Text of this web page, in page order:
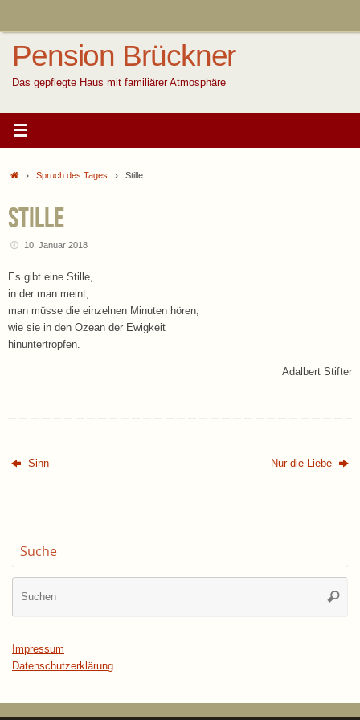
Pension Brückner
Das gepflegte Haus mit familiärer Atmosphäre
StartSpruch des Tages Stille
Stille
10. Januar 2018
Es gibt eine Stille,
in der man meint,
man müsse die einzelnen Minuten hören,
wie sie in den Ozean der Ewigkeit
hinuntertropfen.
Adalbert Stifter
Sinn Nur die Liebe
Suche
Impressum
Datenschutzerklärung